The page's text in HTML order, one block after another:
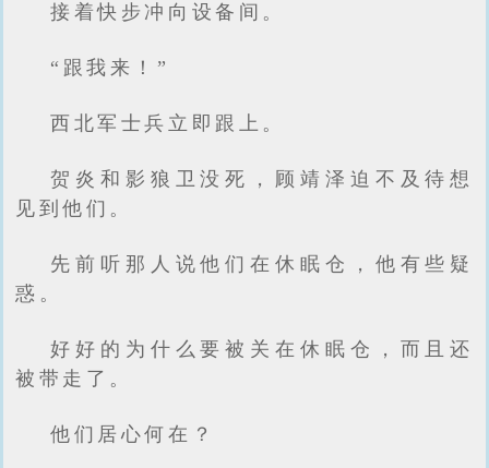
接着快步冲向设备间。
“跟我来！”
西北军士兵立即跟上。
贺炎和影狼卫没死，顾靖泽迫不及待想
见到他们。
先前听那人说他们在休眠仓，他有些疑
惑。
好好的为什么要被关在休眠仓，而且还
被带走了。
他们居心何在？